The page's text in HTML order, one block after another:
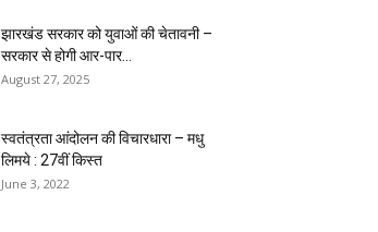
झारखंड सरकार को युवाओं की चेतावनी –
सरकार से होगी आर-पार...
August 27, 2025
स्वतंत्रता आंदोलन की विचारधारा – मधु
लिमये : 27वीं किस्त
June 3, 2022